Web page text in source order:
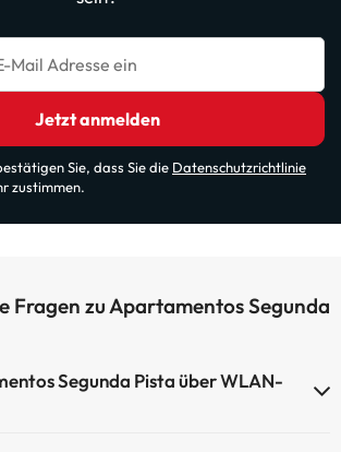
Mail Adresse ein
Jetzt anmelden
Sie, dass Sie die Datenschutzrichtlinie
zustimmen.
Fragen zu Apartamentos Segunda
Segunda Pista über WLAN-